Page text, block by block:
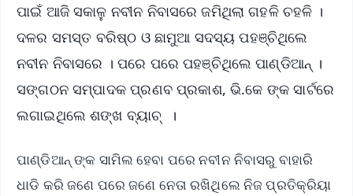
ପାଇଁ ଆଜି ସକାଳୁ ନବୀନ ନିବାସରେ ଜମିଥିଲା ଗହଳି ଚହଳି ।
ଦଳର ସମସ୍ତ ବରିଷ୍ଠ ଓ ଛାମୁଆ ସଦସ୍ୟ ପହଞ୍ଚିଥିଲେ
ନବୀନ ନିବାସରେ । ପରେ ପରେ ପହଞ୍ଚିଥିଲେ ପାଣ୍ଡିଆନ୍ ।
ସଙ୍ଗଠନ ସମ୍ପାଦକ ପ୍ରଣବ ପ୍ରକାଶ, ଭି.କେ ଙ୍କ ସାର୍ଟରେ
ଲଗାଇଥିଲେ ଶଙ୍ଖ ବ୍ୟାଚ୍ ।
ପାଣ୍ଡିଆନ୍ ଙ୍କ ସାମିଲ ହେବା ପରେ ନବୀନ ନିବାସରୁ ବାହାରି
ଧାଡି କରି ଜଣେ ପରେ ଜଣେ ନେତା ରଖିଥିଲେ ନିଜ ପ୍ରତିକ୍ରିୟା